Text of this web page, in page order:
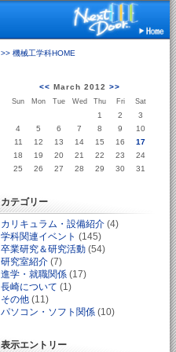
>> 機械工学科HOME
<< March 2012 >>
Sun Mon Tue Wed Thu Fri Sat
1 2
3
4
5 6 7 8 9
10
11
12 13 14 15 16
17
18
19 20 21 22 23
24
25
26 27 28 29 30 31
カテゴリー
カリキュラム・設備紹介 (4)
学科関連イベント (145)
卒業研究＆研究活動 (54)
研究室紹介 (7)
進学・就職関係 (17)
長崎について (1)
その他 (11)
パソコン・ソフト関係 (10)
表示エントリー